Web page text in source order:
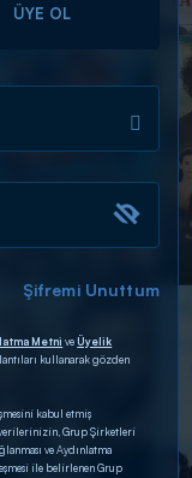
ÜYE OL
Şifremi Unuttum
Metni veÜyelik
kullanarak gözden
kabul etmiş
verilerinizin, Grup Şirketleri
ve Aydınlatma
ile belirlenen Grup